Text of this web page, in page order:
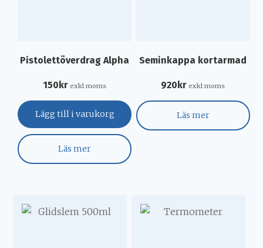
Pistolettöverdrag Alpha
150kr exkl moms
Lägg till i varukorg
Läs mer
Seminkappa kortarmad
920kr exkl moms
Läs mer